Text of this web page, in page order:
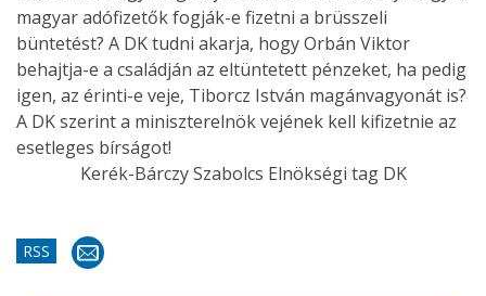
magyar adófizetők fogják-e fizetni a brüsszeli
büntetést? A DK tudni akarja, hogy Orbán Viktor
behajtja-e a családján az eltüntetett pénzeket, ha pedig
igen, az érinti-e veje, Tiborcz István magánvagyonát is?
A DK szerint a miniszterelnök vejének kell kifizetnie az
esetleges bírságot!
Kerék-Bárczy Szabolcs Elnökségi tag DK
RSS